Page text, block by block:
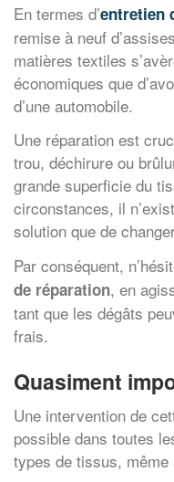
En termes d’entretien
remise à neuf
matières textiles
économiques que
d’une automobile.
Une réparation est
trou, déchirure ou
grande superficie du
circonstances, il
solution que de
Par conséquent,
de réparation, en
tant que les dégâts
frais.
Quasiment
Une intervention de
possible dans toutes
types de tissus, même